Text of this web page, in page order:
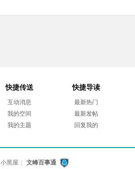
快捷传送
互动消息
我的空间
我的主题
快捷导读
最新热门
最新发帖
回复我的
小黑屋 文峰百事通